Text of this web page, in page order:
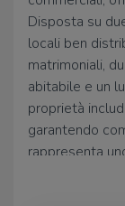
Disposta su
locali ben
matrimoniali,
abitabile e un
proprietà
garantendo
rappresenta
questa